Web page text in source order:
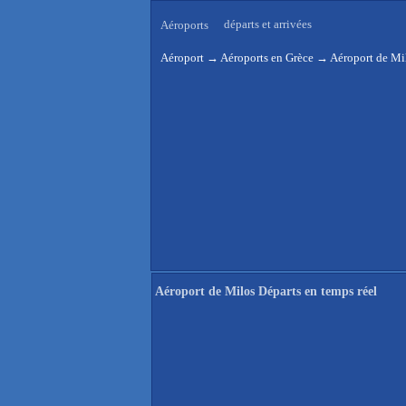
Aéroports départs et arrivées
Aéroport → Aéroports en Grèce → Aéroport de
Aéroport de Milos Départs en temps réel